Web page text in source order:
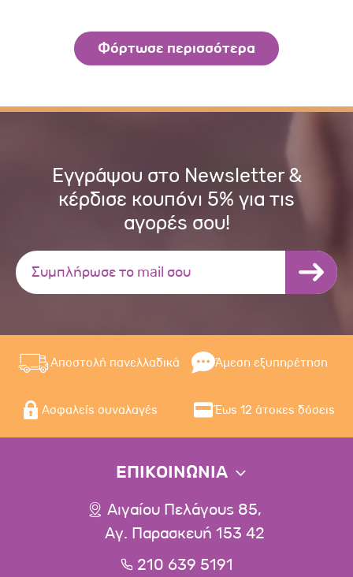
Φόρτωσε περισσότερα
Εγγράψου στο Newsletter &
κέρδισε κουπόνι 5% για τις
αγορές σου!
Αποστολή πανελλαδικά Άμεση εξυπηρέτηση
Ασφαλείς συναλαγές Έως 12 άτοκες δόσεις
ΕΠΙΚΟΙΝΩΝΙΑ
Αιγαίου Πελάγους 85,
Αγ. Παρασκευή 153 42
210 639 5191